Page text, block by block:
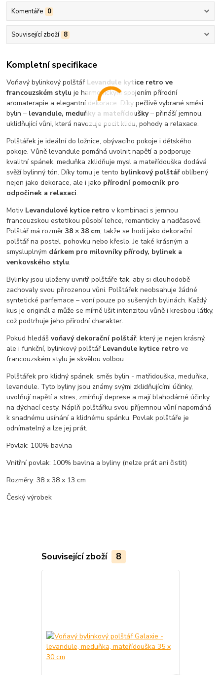
Komentáře 0
Související zboží 8
Kompletní specifikace
Voňavý bylinkový polštář Levandule kytice retro ve
francouzském stylu je harmonickým spojením přírodní
aromaterapie a elegantní dekorace. Díky pečlivě vybrané směsi
bylin – levandule, meduňky a mateřídoušky– přináší jemnou,
uklidňující vůni, která navozuje pocit klidu, pohody a relaxace.
Polštářek je ideální do ložnice, obývacího pokoje i dětského
pokoje. Vůně levandule pomáhá uvolnit napětí a podporuje
kvalitní spánek, meduňka zklidňuje mysl a mateřídouška dodává
svěží bylinný tón. Díky tomu je tento bylinkový polštářoblíbený
nejen jako dekorace, ale i jako přírodní pomocník pro
odpočinek a relaxaci.
Motiv Levandulové kytice retro v kombinaci s jemnou
francouzskou estetikou působí lehce, romanticky a nadčasově.
Polštář má rozměr38 × 38 cm, takže se hodí jako dekorační
polštář na postel, pohovku nebo křeslo. Je také krásným a
smysluplným dárkem pro milovníky přírody, bylinek a
venkovského stylu.
Bylinky jsou uloženy uvnitř polštáře tak, aby si dlouhodobě
zachovaly svou přirozenou vůni. Polštářek neobsahuje žádné
syntetické parfemace – voní pouze po sušených bylinách. Každý
kus je originál a může se mírně lišit intenzitou vůně i kresbou látky,
což podtrhuje jeho přírodní charakter.
Pokud hledášvoňavý dekorační polštář, který je nejen krásný,
ale i funkční, bylinkový polštář Levandule kytice retrove
francouzském stylu je skvělou volbou
Polštářek pro klidný spánek, směs bylin - matřidouška, meduňka,
levandule. Tyto byliny jsou známy svými zklidňujícími účinky,
uvolňují napětí a stres, zmírňují deprese a mají blahodárné účinky
na dýchací cesty. Náplň polštářku svou příjemnou vůní napomáhá
k snadnému usínání a klidnému spánku. Povlak polštáře je
odnímatelný a lze jej prát.
Povlak: 100% bavlna
Vnitřní povlak: 100% bavlna a byliny (nelze prát ani čistit)
Rozměry: 38 x 38 x 13 cm
Český výrobek
Související zboží 8